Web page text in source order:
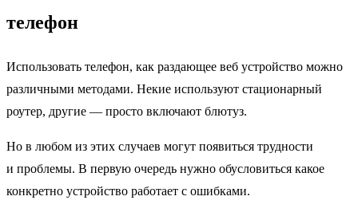
телефон
Использовать телефон, как раздающее веб устройство можно
различными методами. Некие используют стационарный
роутер, другие — просто включают блютуз.
Но в любом из этих случаев могут появиться трудности
и проблемы. В первую очередь нужно обусловиться какое
конкретно устройство работает с ошибками.